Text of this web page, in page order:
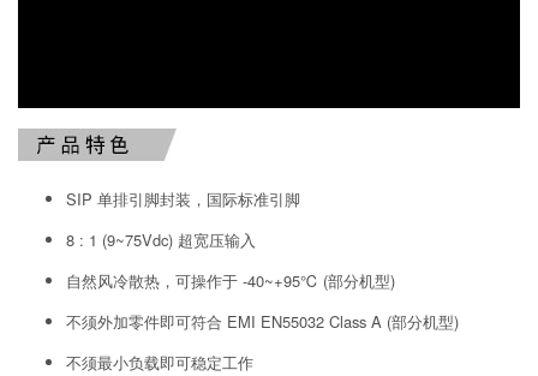
SIP 单排引脚封装，国际标准引脚
8 : 1 (9~75Vdc) 超宽压输入
自然风冷散热，可操作于 -40~+95℃ (部分机型)
不须外加零件即可符合 EMI EN55032 Class A (部分机型)
不须最小负载即可稳定工作